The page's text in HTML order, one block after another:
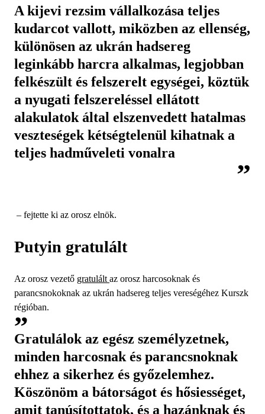
A kijevi rezsim vállalkozása teljes
kudarcot vallott, miközben az ellenség,
különösen az ukrán hadsereg
leginkább harcra alkalmas, legjobban
felkészült és felszerelt egységei, köztük
a nyugati felszereléssel ellátott
alakulatok által elszenvedett hatalmas
veszteségek kétségtelenül kihatnak a
teljes hadműveleti vonalra
– fejtette ki az orosz elnök.
Putyin gratulált
Az orosz vezető gratulált az orosz harcosoknak és
parancsnokoknak az ukrán hadsereg teljes vereségéhez Kurszk
régióban.
Gratulálok az egész személyzetnek,
minden harcosnak és parancsnoknak
ehhez a sikerhez és győzelemhez.
Köszönöm a bátorságot és hősiességet,
amit tanúsítottatok, és a hazánknak és